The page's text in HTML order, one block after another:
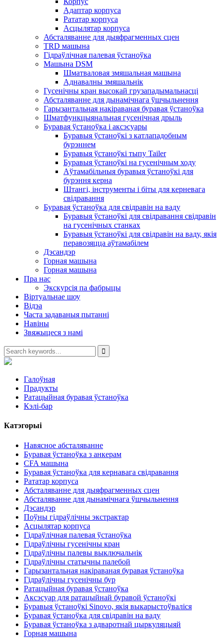
Адаптар корпуса
Рататар корпуса
Асцылятар корпуса
Абсталяванне для дыяфрагменных сцен
TRD машына
Гідраўлічная палевая ўстаноўка
Машына DSM
Шматваловая змяшальная машына
Аднавалны змяшальнік
Гусенічны кран высокай грузападымальнасці
Абсталяванне для дынамічнага ўшчыльнення
Гарызантальная накіраваная буравая ўстаноўка
Шматфункцыянальная гусенічная дрыль
Буравая ўстаноўка і аксэсуары
Буравыя ўстаноўкі з катлападобным
бурэннем
Буравыя ўстаноўкі тыпу Tailer
Буравыя ўстаноўкі на гусенічным ходу
Аўтамабільныя буравыя ўстаноўкі для
бурэння керна
Штангі, інструменты і біты для керневага
свідравання
Буравая ўстаноўка для свідравін на ваду
Буравыя ўстаноўкі для свідравання свідравін
на гусенічных станках
Буравыя ўстаноўкі для свідравін на ваду, якія
перавозяцца аўтамабілем
Дэсандэр
Горная машына
Горная машына
Пра нас
Экскурсія па фабрыцы
Віртуальнае шоу
Відэа
Часта задаваныя пытанні
Навіны
Звяжыцеся з намі
Галоўная
Прадукты
Ратацыйная буравая ўстаноўка
Кэлі-бар
Катэгорыі
Навясное абсталяванне
Буравая ўстаноўка з анкерам
CFA машына
Буравая ўстаноўка для кернавага свідравання
Рататар корпуса
Абсталяванне для дыяфрагменных сцен
Абсталяванне для дынамічнага ўшчыльнення
Дэсандэр
Поўны гідраўлічны экстрактар
Асцылятар корпуса
Гідраўлічная палевая ўстаноўка
Гідраўлічны гусенічны кран
Гідраўлічны палевы выключальнік
Гідраўлічны статычны палебой
Гарызантальная накіраваная буравая ўстаноўка
Гідраўлічны гусенічны бур
Ратацыйная буравая ўстаноўка
Аксэсуар для ратацыйнай буравой ўстаноўкі
Буравыя ўстаноўкі Sinovo, якія выкарыстоўваліся
Буравая ўстаноўка для свідравін на ваду
Буравая ўстаноўка з адваротнай цыркуляцыяй
Горная машына